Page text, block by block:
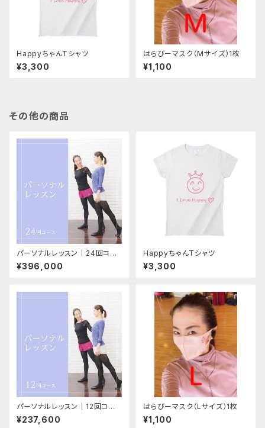
HappyちゃんTシャツ
¥3,300
はらびーマスク（Mサイズ）1枚
¥1,100
その他の商品
パーソナルレッスン│24回コー
ス
¥396,000
HappyちゃんTシャツ
¥3,300
パーソナルレッスン│12回コー
ス
¥237,600
はらびーマスク（Lサイズ）1枚
¥1,100